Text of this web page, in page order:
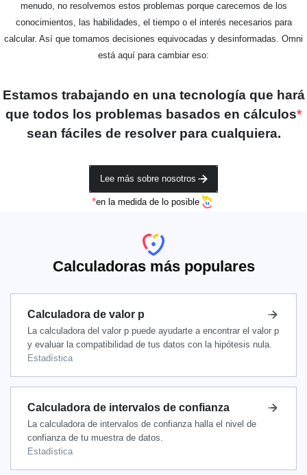
menudo, no resolvemos estos problemas porque carecemos de los
conocimientos, las habilidades, el tiempo o el interés necesarios para
calcular. Así que tomamos decisiones equivocadas y desinformadas. Omni
está aquí para cambiar eso:
Estamos trabajando en una tecnología que hará
que todos los problemas basados en cálculos*
sean fáciles de resolver para cualquiera.
Lee más sobre nosotros
*en la medida de lo posible
Calculadoras más populares
Calculadora de valor p
La calculadora del valor p puede ayudarte a encontrar el valor p
y evaluar la compatibilidad de tus datos con la hipótesis nula.
Estadística
Calculadora de intervalos de confianza
La calculadora de intervalos de confianza halla el nivel de
confianza de tu muestra de datos.
Estadística